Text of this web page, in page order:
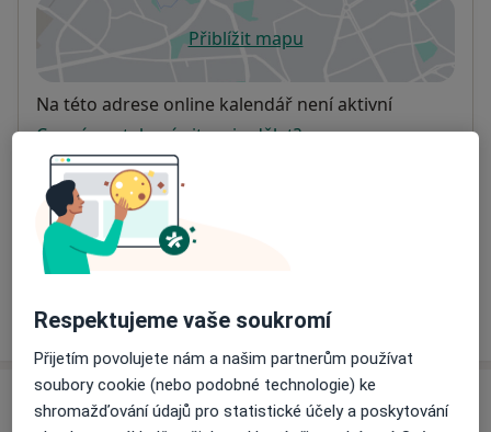
Přiblížit mapuse otevře v nové záložce
Dostupnost
Na této adrese online kalendář není aktivní
Co mám v takové situaci udělat?
Způsoby platby (soukromé návštěvy)
Na teto adrese lékař přijímá pacienty na pojišťovnu
Detaily
Víceo adrese
Názory
Respektujeme vaše soukromí
Přijetím povolujete nám a našim partnerům používat
soubory cookie (nebo podobné technologie) ke
shromažďování údajů pro statistické účely a poskytování